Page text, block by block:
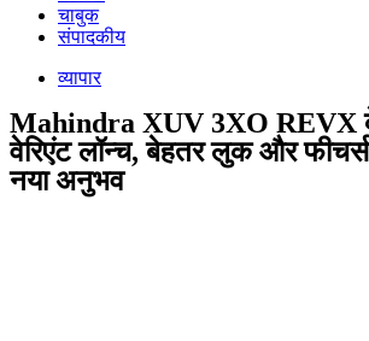
चाबुक
संपादकीय
व्यापार
Mahindra XUV 3XO REVX
वेरिएंट लॉन्च, बेहतर लुक और
नया अनुभव